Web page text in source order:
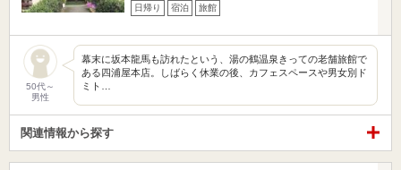
日帰り 宿泊 旅館
50代～
男性
幕末に坂本龍馬も訪れたという、湯の鶴温泉きっての老舗旅館で
ある四浦屋本店。しばらく休業の後、カフェスペースや男女別ド
ミト…
関連情報から探す